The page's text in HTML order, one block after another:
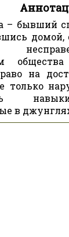
– бывший
домой,
на
только
в